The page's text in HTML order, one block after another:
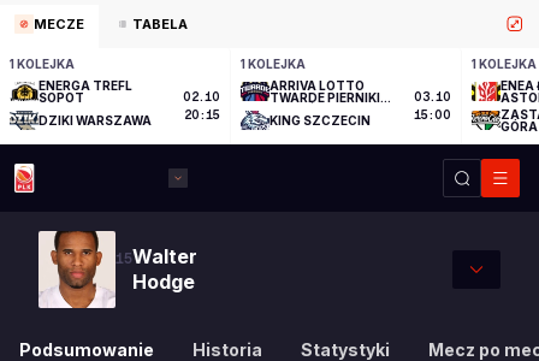
MECZE TABELA
1 KOLEJKA
ENERGA TREFL
SOPOT
DZIKI WARSZAWA
02.10
20:15
1 KOLEJKA
ARRIVA LOTTO
TWARDE PIERNIKI
KING SZCZECIN
03.10
15:00
1 KOLEJKA
ENEA
GÓRA
15Walter
Hodge
Podsumowanie Historia Statystyki Mecz po